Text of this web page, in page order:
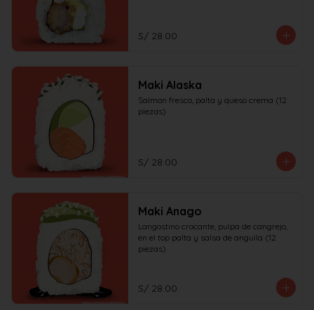
S/ 28.00
Maki Alaska
Salmon fresco, palta y queso crema (12
piezas)
S/ 28.00
Maki Anago
Langostino crocante, pulpa de cangrejo,
en el top palta y salsa de anguila (12
piezas)
S/ 28.00